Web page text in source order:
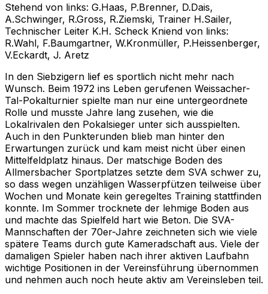
Stehend von links: G.Haas, P.Brenner, D.Dais,
A.Schwinger, R.Gross, R.Ziemski, Trainer H.Sailer,
Technischer Leiter K.H. Scheck Kniend von links:
R.Wahl, F.Baumgartner, W.Kronmüller, P.Heissenberger,
V.Eckardt, J. Aretz
In den Siebzigern lief es sportlich nicht mehr nach
Wunsch. Beim 1972 ins Leben gerufenen Weissacher-
Tal-Pokalturnier spielte man nur eine untergeordnete
Rolle und musste Jahre lang zusehen, wie die
Lokalrivalen den Pokalsieger unter sich ausspielten.
Auch in den Punkterunden blieb man hinter den
Erwartungen zurück und kam meist nicht über einen
Mittelfeldplatz hinaus. Der matschige Boden des
Allmersbacher Sportplatzes setzte dem SVA schwer zu,
so dass wegen unzähligen Wasserpfützen teilweise über
Wochen und Monate kein geregeltes Training stattfinden
konnte. Im Sommer trocknete der lehmige Boden aus
und machte das Spielfeld hart wie Beton. Die SVA-
Mannschaften der 70er-Jahre zeichneten sich wie viele
spätere Teams durch gute Kameradschaft aus. Viele der
damaligen Spieler haben nach ihrer aktiven Laufbahn
wichtige Positionen in der Vereinsführung übernommen
und nehmen auch noch heute aktiv am Vereinsleben teil.